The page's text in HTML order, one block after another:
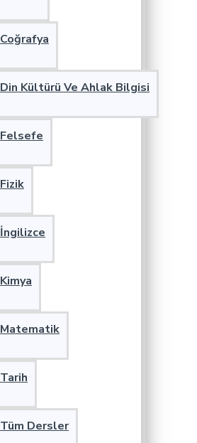
Coğrafya
Din Kültürü Ve Ahlak Bilgisi
Felsefe
Fizik
İngilizce
Kimya
Matematik
Tarih
Tüm Dersler